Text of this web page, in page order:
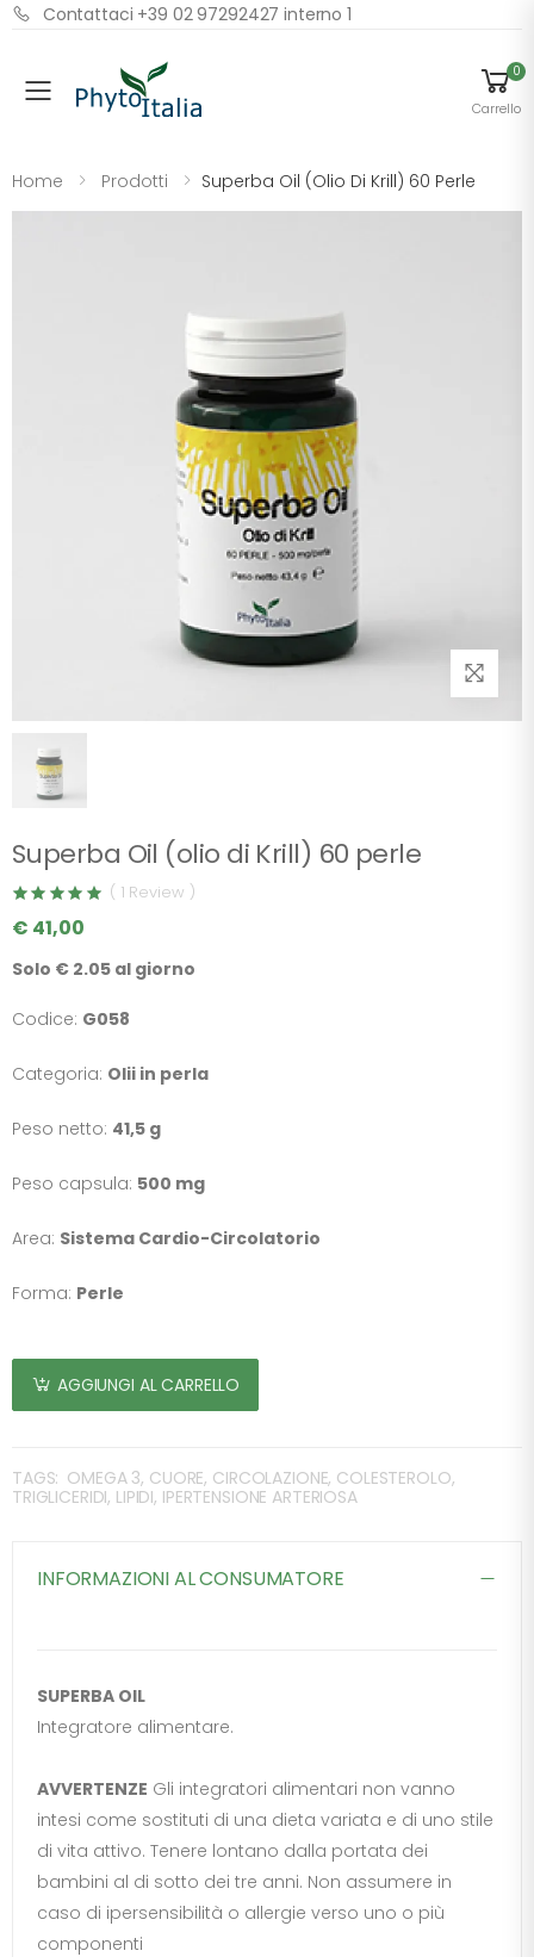
Contattaci +39 02 97292427 interno 1
Menu
0
Carrello
Home Prodotti Superba Oil (olio Di Krill) 60 Perle
Superba Oil (olio di Krill) 60 perle
( 1 Review )
€ 41,00
Solo € 2.05 al giorno
Codice: G058
Categoria: Olii in perla
Peso netto: 41,5 g
Peso capsula: 500 mg
Area: Sistema Cardio-Circolatorio
Forma: Perle
AGGIUNGI AL CARRELLO
TAGS: OMEGA 3, CUORE, CIRCOLAZIONE, COLESTEROLO,
TRIGLICERIDI, LIPIDI, IPERTENSIONE ARTERIOSA
INFORMAZIONI AL CONSUMATORE
SUPERBA OIL
Integratore alimentare.
AVVERTENZE Gli integratori alimentari non vanno
intesi come sostituti di una dieta variata e di uno stile
di vita attivo. Tenere lontano dalla portata dei
bambini al di sotto dei tre anni. Non assumere in
caso di ipersensibilità o allergie verso uno o più
componenti